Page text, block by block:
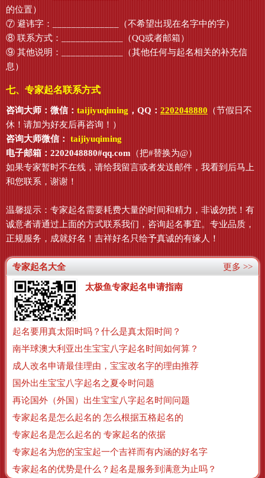
的位置）
⑦ 避讳字：______________（不希望出现在名字中的字）
⑧ 联系方式：_____________（QQ或者邮箱）
⑨ 其他说明：_____________（其他任何与起名相关的补充信
息）
七、专家起名联系方式
咨询大师：微信： taijiyuqiming ，QQ： 2202048880 （节假日不
休！请加为好友后再咨询！）
咨询大师微信： taijiyuqiming
电子邮箱：2202048880#qq.com （把#替换为@）
如果专家暂时不在线，请给我留言或者发送邮件，我看到后马上
和您联系，谢谢！
温馨提示：专家起名需要耗费大量的时间和精力，非诚勿扰！有
诚意者请通过上面的方式联系我们，咨询起名事宜。专业品质，
正规服务，成就好名！吉祥好名只给予真诚的有缘人！
更多 >>
专家起名大全
太极鱼专家起名申请指南
起名要用真太阳时吗？什么是真太阳时间？
南半球澳大利亚出生宝宝八字起名时间如何算？
成人改名申请最佳理由，宝宝改名字的理由推荐
国外出生宝宝八字起名之夏令时问题
再论国外（外国）出生宝宝八字起名时间问题
专家起名是怎么起名的 怎么根据五格起名的
专家起名是怎么起名的 专家起名的依据
专家起名为您的宝宝起一个吉祥而有内涵的好名字
专家起名的优势是什么？起名是服务到满意为止吗？